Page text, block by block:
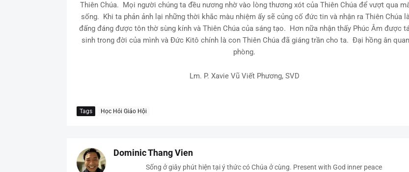
Thiên Chúa. Mọi người chúng ta đều nương nhờ vào lòng thương xót của Thiên Chúa để vượt qua
sống. Khi ta phản ảnh lại những thời khắc màu nhiệm ấy sẽ củng cố đức tin và nhận ra Thiên Chúa
đấng đáng được tôn thờ sùng kính và Thiên Chúa của sáng tạo. Hơn nữa nhận thấy Phúc Âm được
sinh trong đời của mình và Đức Kitô chính là con Thiên Chúa đã giáng trần cho ta. Đại hồng ân quan
phòng.
Lm. P. Xavie Vũ Viết Phương, SVD
Tags Học Hỏi Giáo Hội
Dominic Thang Vien
Sống ở giây phút hiện tại ý thức có Chúa ở cùng. Present with God inner peace